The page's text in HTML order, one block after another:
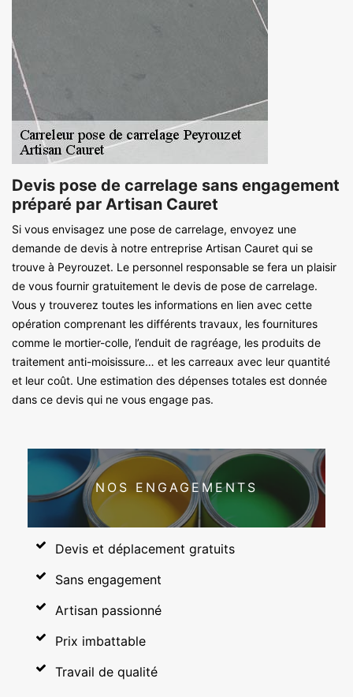
Devis pose de carrelage sans engagement
préparé par Artisan Cauret
Si vous envisagez une pose de carrelage, envoyez une
demande de devis à notre entreprise Artisan Cauret qui se
trouve à Peyrouzet. Le personnel responsable se fera un plaisir
de vous fournir gratuitement le devis de pose de carrelage.
Vous y trouverez toutes les informations en lien avec cette
opération comprenant les différents travaux, les fournitures
comme le mortier-colle, l’enduit de ragréage, les produits de
traitement anti-moisissure… et les carreaux avec leur quantité
et leur coût. Une estimation des dépenses totales est donnée
dans ce devis qui ne vous engage pas.
NOS ENGAGEMENTS
Devis et déplacement gratuits
Sans engagement
Artisan passionné
Prix imbattable
Travail de qualité